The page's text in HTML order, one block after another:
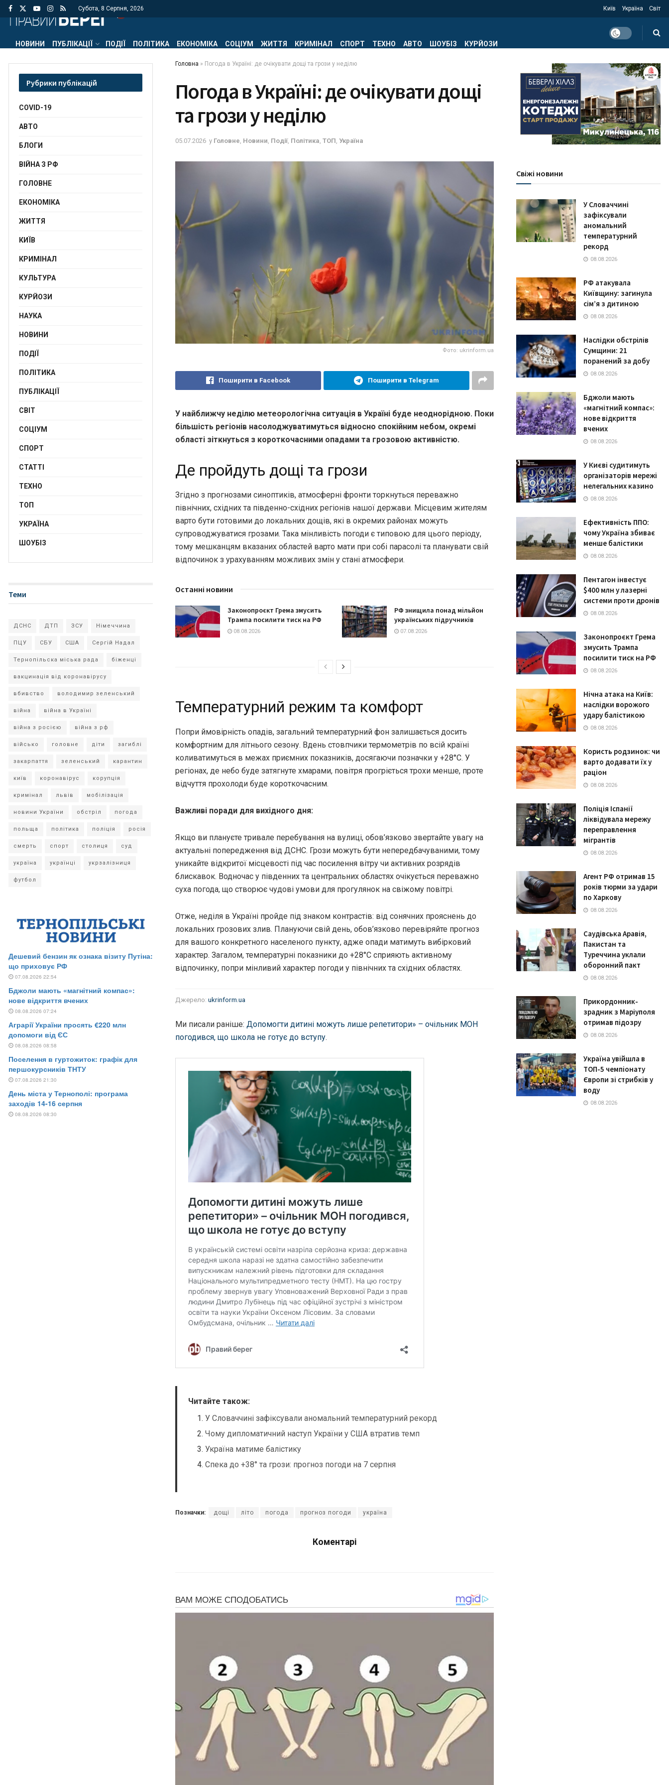
Субота, 8 Серпня, 2026 Київ Україна Світ
НОВИНИ ПУБЛІКАЦІЇ ПОДІЇ ПОЛІТИКА ЕКОНОМІКА СОЦІУМ ЖИТТЯ КРИМІНАЛ СПОРТ ТЕХНО АВТО ШОУБІЗ КУРЙОЗИ
Головна » Погода в Україні: де очікувати дощі та грози у неділю
Погода в Україні: де очікувати дощі
та грози у неділю
05.07.2026 у Головне Новини Події, Політика ТОП Україна
Фото: ukrinform.ua
Поширити в Facebook Поширити в Telegram
У найближчу неділю метеорологічна ситуація в Україні буде неоднорідною. Поки
більшість регіонів насолоджуватимуться відносно спокійним небом, окремі
області зіткнуться з короткочасними опадами та грозовою активністю.
Де пройдуть дощі та грози
Згідно з прогнозами синоптиків, атмосферні фронти торкнуться переважно
північних, східних та південно-східних регіонів нашої держави. Місцевим жителям
варто бути готовими до локальних дощів, які в окремих районах можуть
супроводжуватися грозами. Така мінливість погоди є типовою для цього періоду,
тому мешканцям вказаних областей варто мати при собі парасолі та планувати свій
відпочинок з урахуванням можливих змін у стані атмосфери.
Останні новини
Законопроєкт Грема змусить
Трампа посилити тиск на РФ
08.08.2026
РФ знищила понад мільйон
українських підручників
07.08.2026
Температурний режим та комфорт
Попри ймовірність опадів, загальний температурний фон залишається досить
комфортним для літнього сезону. Вдень стовпчики термометрів по всій країні
коливатимуться в межах приємних показників, досягаючи позначки у +28°C. У
регіонах, де небо буде затягнуте хмарами, повітря прогріється трохи менше, проте
відчуття прохолоди буде короткочасним.
Важливі поради для вихідного дня:
Якщо ви плануєте тривале перебування на вулиці, обов’язково звертайте увагу на
актуальні попередження від ДСНС. Грози можуть бути непередбачуваними, тому
уникайте відкритої місцевості під час посилення вітру чи активних розрядів
блискавок. Водночас у південних та центральних областях очікується переважно
суха погода, що створює чудові умови для прогулянок на свіжому повітрі.
Отже, неділя в Україні пройде під знаком контрастів: від сонячних прояснень до
локальних грозових злив. Плануючи свій день, обов’язково перевіряйте прогноз
для вашого конкретного населеного пункту, адже опади матимуть вибірковий
характер. Загалом, температурні показники до +28°C сприяють активному
відпочинку, попри мінливий характер погоди у північних та східних областях.
Джерело: ukrinform.ua
Ми писали раніше: Допомогти дитині можуть лише репетитори» – очільник МОН
погодився, що школа не готує до вступу.
Читайте також:
У Словаччині зафіксували аномальний температурний рекорд
Чому дипломатичний наступ України у США втратив темп
Україна матиме балістику
Спека до +38° та грози: прогноз погоди на 7 серпня
Позначки: дощі літо погода прогноз погоди україна
Коментарі
Рубрики публікацій
COVID-19
АВТО
БЛОГИ
ВІЙНА З РФ
ГОЛОВНЕ
ЕКОНОМІКА
ЖИТТЯ
КИЇВ
КРИМІНАЛ
КУЛЬТУРА
КУРЙОЗИ
НАУКА
НОВИНИ
ПОДІЇ
ПОЛІТИКА
ПУБЛІКАЦІЇ
СВІТ
СОЦІУМ
СПОРТ
СТАТТІ
ТЕХНО
ТОП
УКРАЇНА
ШОУБІЗ
Теми
ДСНС ДТП ЗСУ Німеччина
ПЦУ СБУ США Сергій Надал
Тернопільска міська рада біженці
вакцинація від коронавірусу
вбивство володимир зеленський
війна війна в Україні
війна з росією війна з рф
військо головне діти загиблі
закарпаття зеленський карантин
київ коронавірус корупція
кримінал львів мобілізація
новини України обстріл погода
польща політика поліція росія
смерть спорт столиця суд
україна українці укрзалізниця
футбол
Свіжі новини
У Словаччині
зафіксували
аномальний
температурний
рекорд
08.08.2026
РФ атакувала
Київщину: загинула
сім’я з дитиною
08.08.2026
Наслідки обстрілів
Сумщини: 21
поранений за добу
08.08.2026
Бджоли мають
«магнітний компас»:
нове відкриття
вчених
08.08.2026
У Києві судитимуть
організаторів мережі
нелегальних казино
08.08.2026
Ефективність ППО:
чому Україна збиває
менше балістики
08.08.2026
Пентагон інвестує
$400 млн у лазерні
системи проти дронів
08.08.2026
Законопроєкт Грема
змусить Трампа
посилити тиск на РФ
08.08.2026
Нічна атака на Київ:
наслідки ворожого
удару балістикою
08.08.2026
Користь родзинок: чи
варто додавати їх у
раціон
08.08.2026
Поліція Іспанії
ліквідувала мережу
переправлення
мігрантів
08.08.2026
Агент РФ отримав 15
років тюрми за удари
по Харкову
08.08.2026
Саудівська Аравія,
Пакистан та
Туреччина уклали
оборонний пакт
08.08.2026
Прикордонник-
зрадник з Маріуполя
отримав підозру
08.08.2026
Україна увійшла в
ТОП-5 чемпіонату
Європи зі стрибків у
воду
08.08.2026